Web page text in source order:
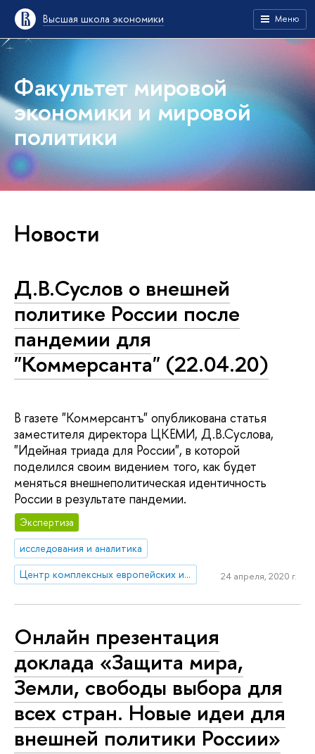
Высшая школа экономики Меню
Факультет мировой
экономики и мировой
политики
Новости
Д.В.Суслов о внешней
политике России после
пандемии для
"Коммерсанта" (22.04.20)
В газете "Коммерсантъ" опубликована статья
заместителя директора ЦКЕМИ, Д.В.Суслова,
"Идейная триада для России", в которой
поделился своим видением того, как будет
меняться внешнеполитическая идентичность
России в результате пандемии.
Экспертиза
исследования и аналитика
Центр комплексных европейских и международных исследований (ЦКЕМИ)
24 апреля, 2020 г.
Онлайн презентация
доклада «Защита мира,
Земли, свободы выбора для
всех стран. Новые идеи для
внешней политики России»